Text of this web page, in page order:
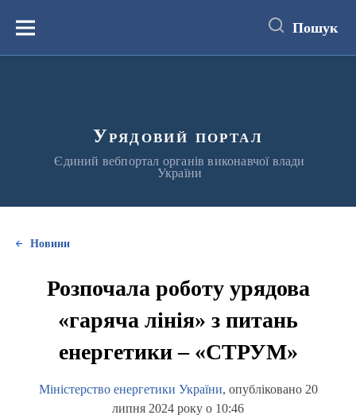
вмістуМеню Пошук
Урядовий портал
Єдиний вебпортал органів виконавчої влади
України
Новини
Розпочала роботу урядова
«гаряча лінія» з питань
енергетики – «СТРУМ»
Міністерство енергетики України, опубліковано 20
липня 2024 року о 10:46